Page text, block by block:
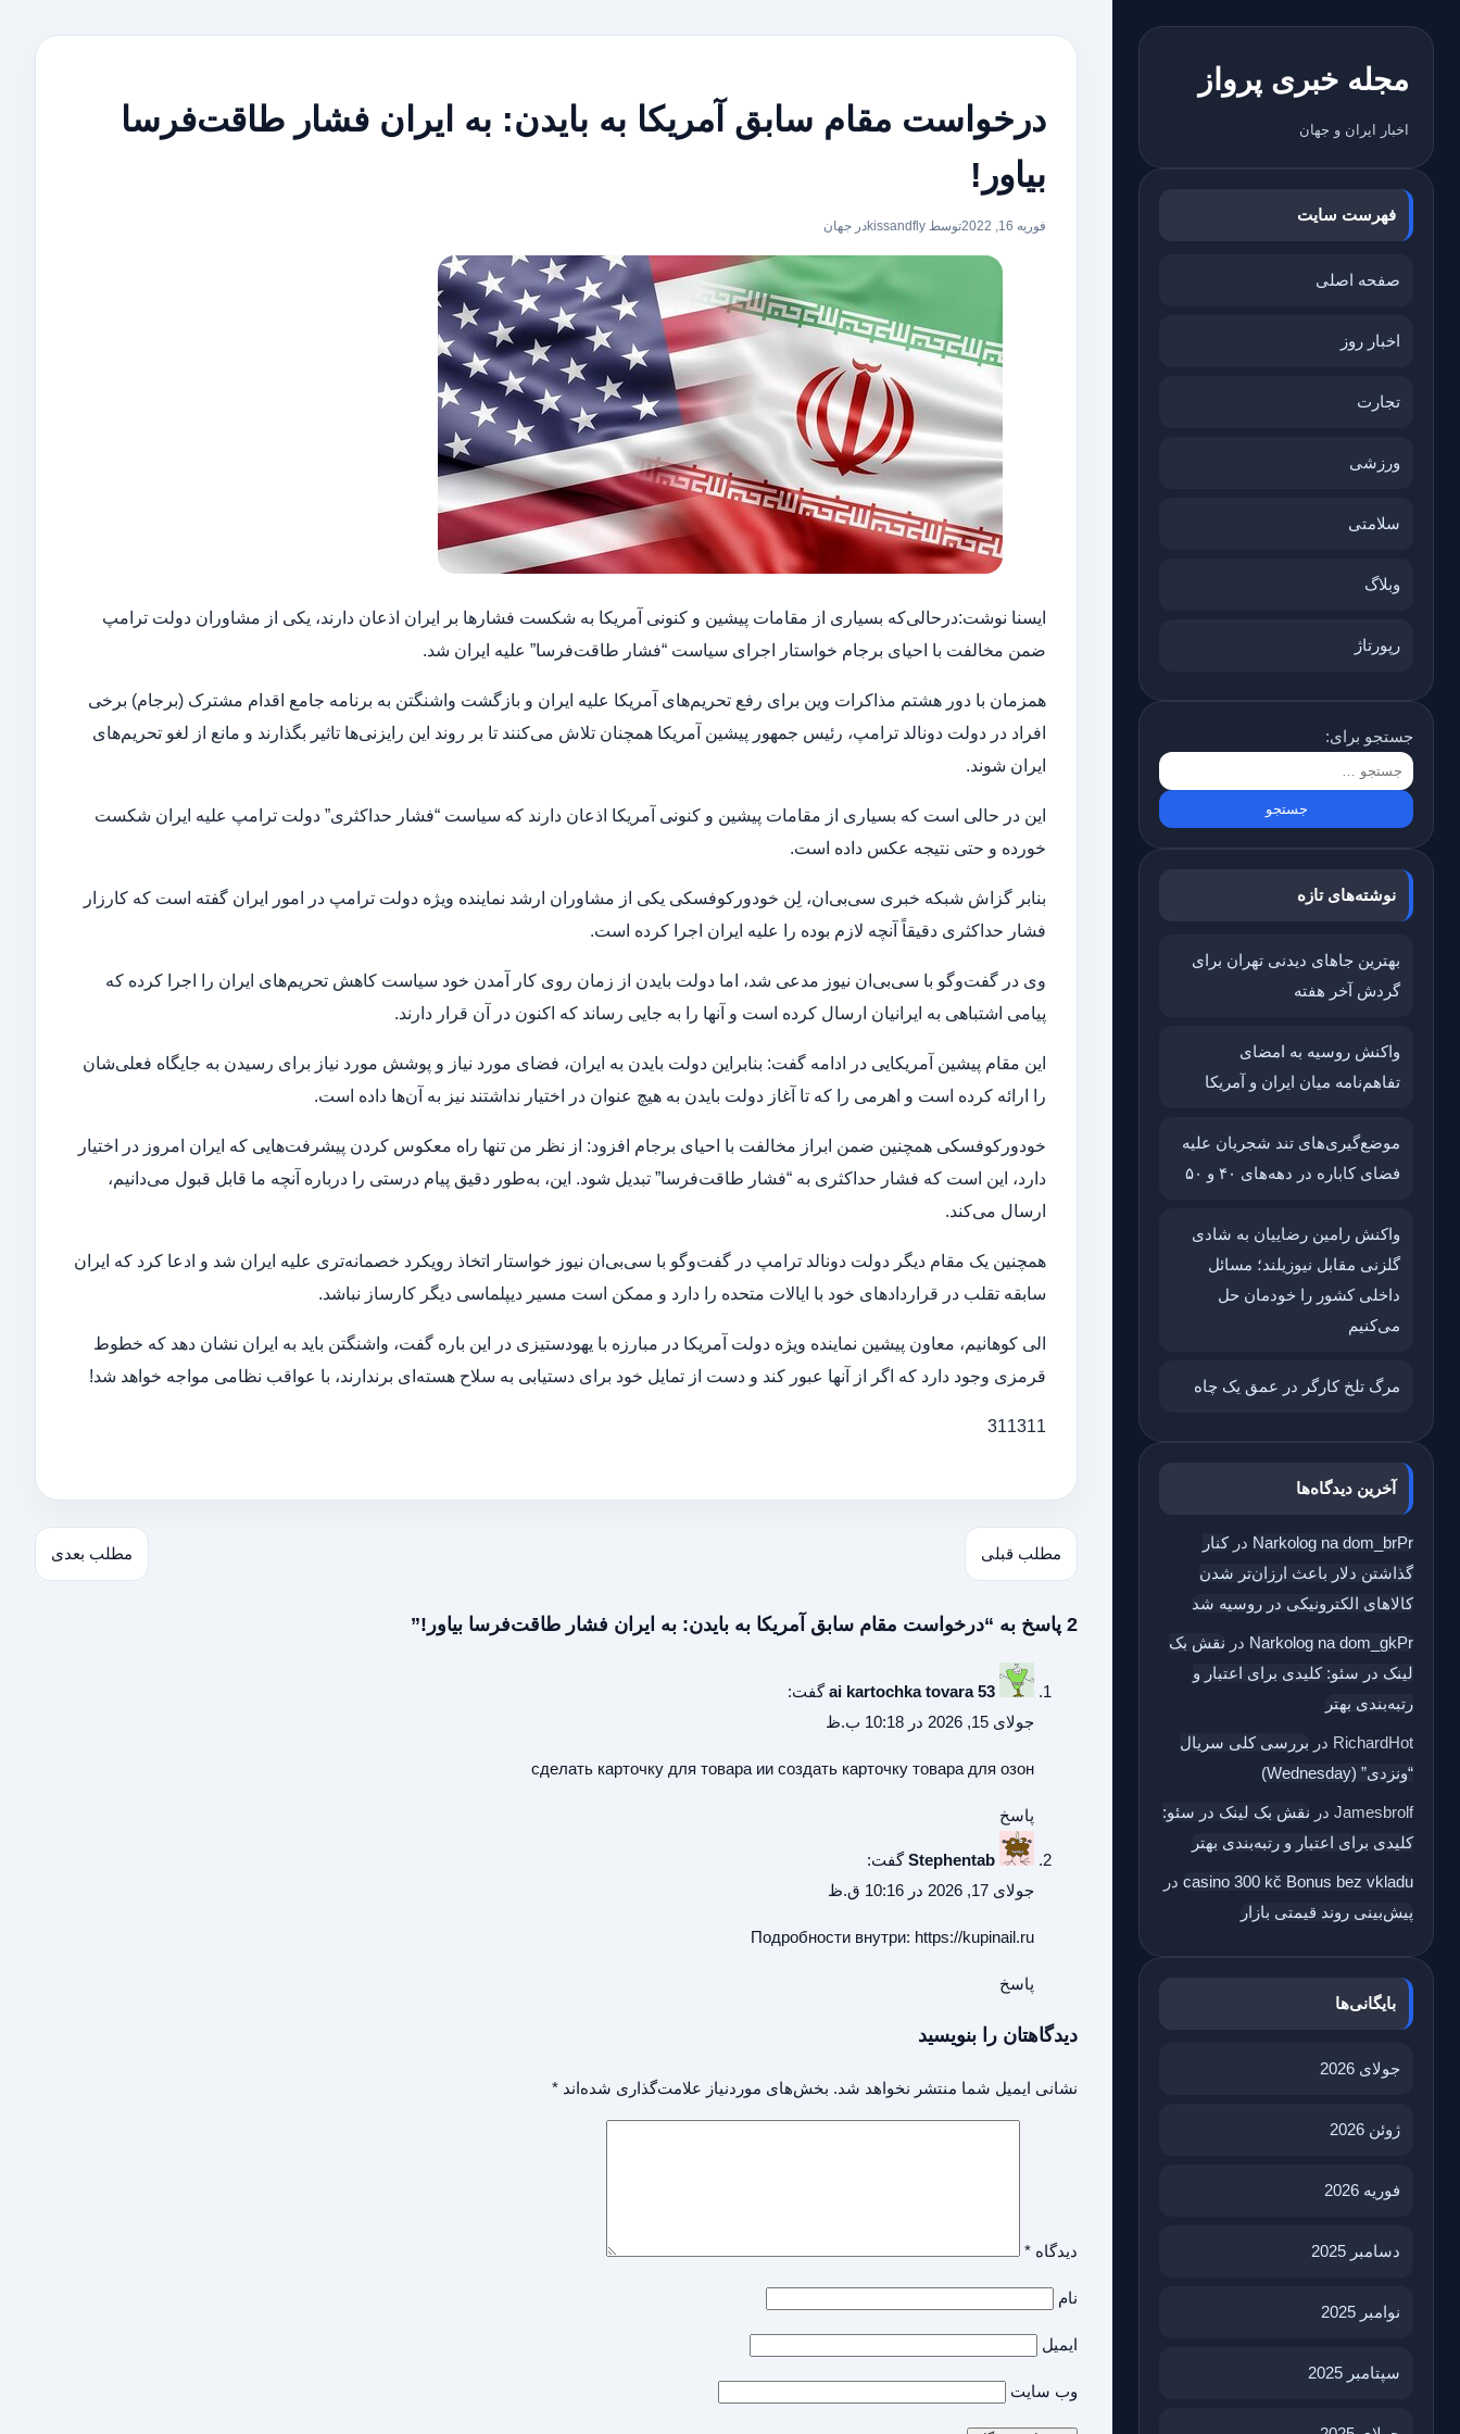
مجله خبری پرواز
اخبار ایران و جهان
فهرست سایت
صفحه اصلی
اخبار روز
تجارت
ورزشی
سلامتی
وبلاگ
رپورتاژ
جستجو برای:
نوشته‌های تازه
بهترین جاهای دیدنی تهران برای
گردش آخر هفته
واکنش روسیه به امضای
تفاهم‌نامه میان ایران و آمریکا
موضع‌گیری‌های تند شجریان علیه
فضای کاباره در دهه‌های ۴۰ و ۵۰
واکنش رامین رضاییان به شادی
گلزنی مقابل نیوزیلند؛ مسائل
داخلی کشور را خودمان حل
می‌کنیم
مرگ تلخ کارگر در عمق یک چاه
آخرین دیدگاه‌ها
Narkolog na dom_brPr درکنار
گذاشتن دلار باعث ارزان‌تر شدن
کالاهای الکترونیکی در روسیه شد
Narkolog na dom_gkPr در نقش بک‌
لینک در سئو: کلیدی برای اعتبار و
رتبه‌بندی بهتر
RichardHot در بررسی کلی سریال
“ونزدی” (Wednesday)
Jamesbrolf در نقش بک‌ لینک در سئو:
کلیدی برای اعتبار و رتبه‌بندی بهتر
casino 300 kč Bonus bez vkladu در
پیش‌بینی روند قیمتی بازار
بایگانی‌ها
جولای 2026
ژوئن 2026
فوریه 2026
دسامبر 2025
نوامبر 2025
سپتامبر 2025
درخواست مقام سابق آمریکا به بایدن: به ایران فشار طاقت‌فرسا
بیاور!
فوریه 16, 2022 توسط kissandfly در جهان
ایسنا نوشت:درحالی‌که بسیاری از مقامات پیشین و کنونی آمریکا به شکست فشارها بر ایران اذعان دارند، یکی از مشاوران دولت ترامپ
ضمن مخالفت با احیای برجام خواستار اجرای سیاست “فشار طاقت‌فرسا” علیه ایران شد.
همزمان با دور هشتم مذاکرات وین برای رفع تحریم‌های آمریکا علیه ایران و بازگشت واشنگتن به برنامه جامع اقدام مشترک (برجام) برخی
افراد در دولت دونالد ترامپ، رئیس جمهور پیشین آمریکا همچنان تلاش می‌کنند تا بر روند این رایزنی‌ها تاثیر بگذارند و مانع از لغو تحریم‌های
ایران شوند.
این در حالی است که بسیاری از مقامات پیشین و کنونی آمریکا اذعان دارند که سیاست “فشار حداکثری” دولت ترامپ علیه ایران شکست
خورده و حتی نتیجه عکس داده است.
بنابر گزاش شبکه خبری سی‌بی‌ان، لِن خودورکوفسکی یکی از مشاوران ارشد نماینده ویژه دولت ترامپ در امور ایران گفته است که کارزار
فشار حداکثری دقیقاً آنچه لازم بوده را علیه ایران اجرا کرده است.
وی در گفت‌وگو با سی‌بی‌ان نیوز مدعی شد، اما دولت بایدن از زمان روی کار آمدن خود سیاست کاهش تحریم‌های ایران را اجرا کرده که
پیامی اشتباهی به ایرانیان ارسال کرده است و آنها را به جایی رساند که اکنون در آن قرار دارند.
این مقام پیشین آمریکایی در ادامه گفت: بنابراین دولت بایدن به ایران، فضای مورد نیاز و پوشش مورد نیاز برای رسیدن به جایگاه فعلی‌شان
را ارائه کرده است و اهرمی را که تا آغاز دولت بایدن به هیچ عنوان در اختیار نداشتند نیز به آن‌ها داده است.
خودورکوفسکی همچنین ضمن ابراز مخالفت با احیای برجام افزود: از نظر من تنها راه معکوس کردن پیشرفت‌هایی که ایران امروز در اختیار
دارد، این است که فشار حداکثری به “فشار طاقت‌فرسا” تبدیل شود. این، به‌طور دقیق پیام درستی را درباره آنچه ما قابل قبول می‌دانیم،
ارسال می‌کند.
همچنین یک مقام دیگر دولت دونالد ترامپ در گفت‌وگو با سی‌بی‌ان نیوز خواستار اتخاذ رویکرد خصمانه‌تری علیه ایران شد و ادعا کرد که ایران
سابقه تقلب در قراردادهای خود با ایالات متحده را دارد و ممکن است مسیر دیپلماسی دیگر کارساز نباشد.
الی کوهانیم، معاون پیشین نماینده ویژه دولت آمریکا در مبارزه با یهودستیزی در این باره گفت، واشنگتن باید به ایران نشان دهد که خطوط
قرمزی وجود دارد که اگر از آنها عبور کند و دست از تمایل خود برای دستیابی به سلاح هسته‌ای برندارند، با عواقب نظامی مواجه خواهد شد!
311311
مطلب قبلی مطلب بعدی
2 پاسخ به “درخواست مقام سابق آمریکا به بایدن: به ایران فشار طاقت‌فرسا بیاور!”
ai kartochka tovara 53 گفت:
جولای 15, 2026 در 10:18 ب.ظ
сделать карточку для товара ии создать карточку товара для озон
پاسخ
Stephentab گفت:
جولای 17, 2026 در 10:16 ق.ظ
Подробности внутри: https://kupinail.ru
پاسخ
دیدگاهتان را بنویسید
نشانی ایمیل شما منتشر نخواهد شد. بخش‌های موردنیاز علامت‌گذاری شده‌اند *
دیدگاه *
نام
ایمیل
وب‌ سایت